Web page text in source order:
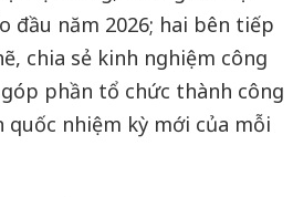
đầu năm 2026; hai bên tiếp
chia sẻ kinh nghiệm công
phần tổ chức thành công
nhiệm kỳ mới của mỗi